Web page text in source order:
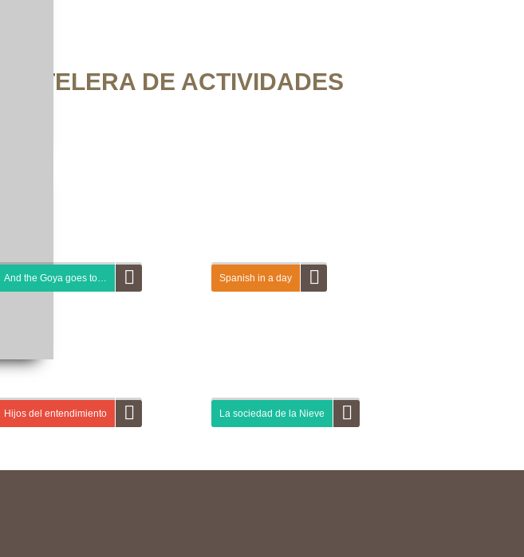
CARTELERA DE ACTIVIDADES
And the Goya goes to…
didáctica de aquí arriba y sigue las
presentarte y conocer...
Spanish in a day
Hijos del entendimiento
En esta tercera guía de la marca española de
La sociedad de la Nieve
En esta guía sobre la película La Sociedad de